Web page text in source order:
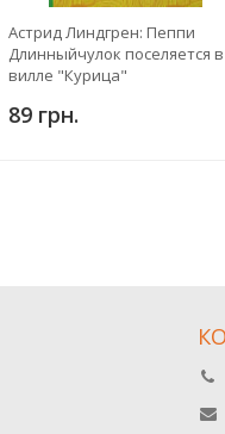
Астрид Линдгрен: Пеппи
Длинныйчулок поселяется в
вилле "Курица"
89 грн.